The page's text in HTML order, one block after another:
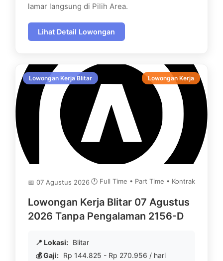
lamar langsung di Pilih Area.
Lihat Detail Lowongan
Lowongan Kerja Blitar Lowongan Kerja
📅 07 Agustus 2026🕐 Full Time • Part Time • Kontrak
Lowongan Kerja Blitar 07 Agustus
2026 Tanpa Pengalaman 2156-D
📍 Lokasi: Blitar
💰 Gaji: Rp 144.825 - Rp 270.956 / hari